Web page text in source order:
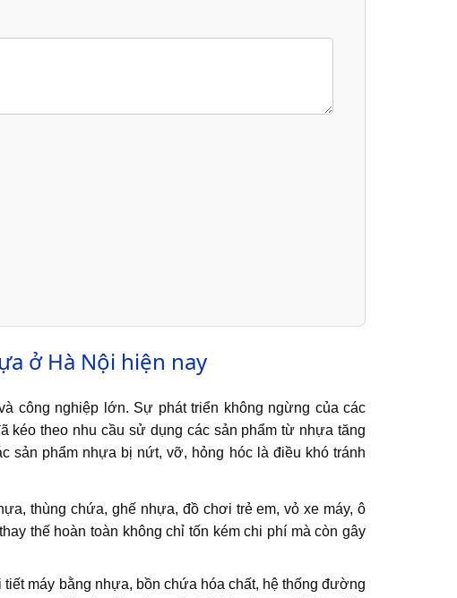
ở Hà Nội hiện nay
công nghiệp lớn. Sự phát triển không ngừng của các
kéo theo nhu cầu sử dụng các sản phẩm từ nhựa tăng
sản phẩm nhựa bị nứt, vỡ, hỏng hóc là điều khó tránh
thùng chứa, ghế nhựa, đồ chơi trẻ em, vỏ xe máy, ô
thế hoàn toàn không chỉ tốn kém chi phí mà còn gây
tiết máy bằng nhựa, bồn chứa hóa chất, hệ thống đường